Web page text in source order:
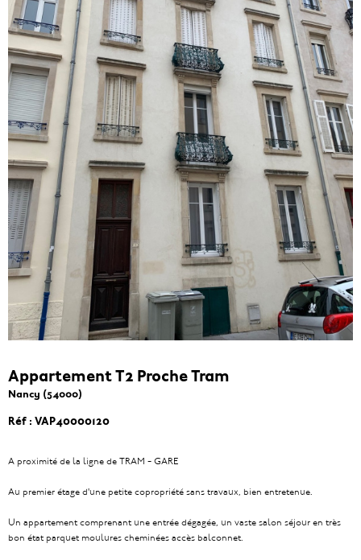
Appartement T2 Proche Tram
Nancy (54000)
Réf : VAP40000120
A proximité de la ligne de TRAM - GARE
Au premier étage d'une petite copropriété sans travaux, bien entretenue.
Un appartement comprenant une entrée dégagée, un vaste salon séjour en très
bon état parquet moulures cheminées accès balconnet.